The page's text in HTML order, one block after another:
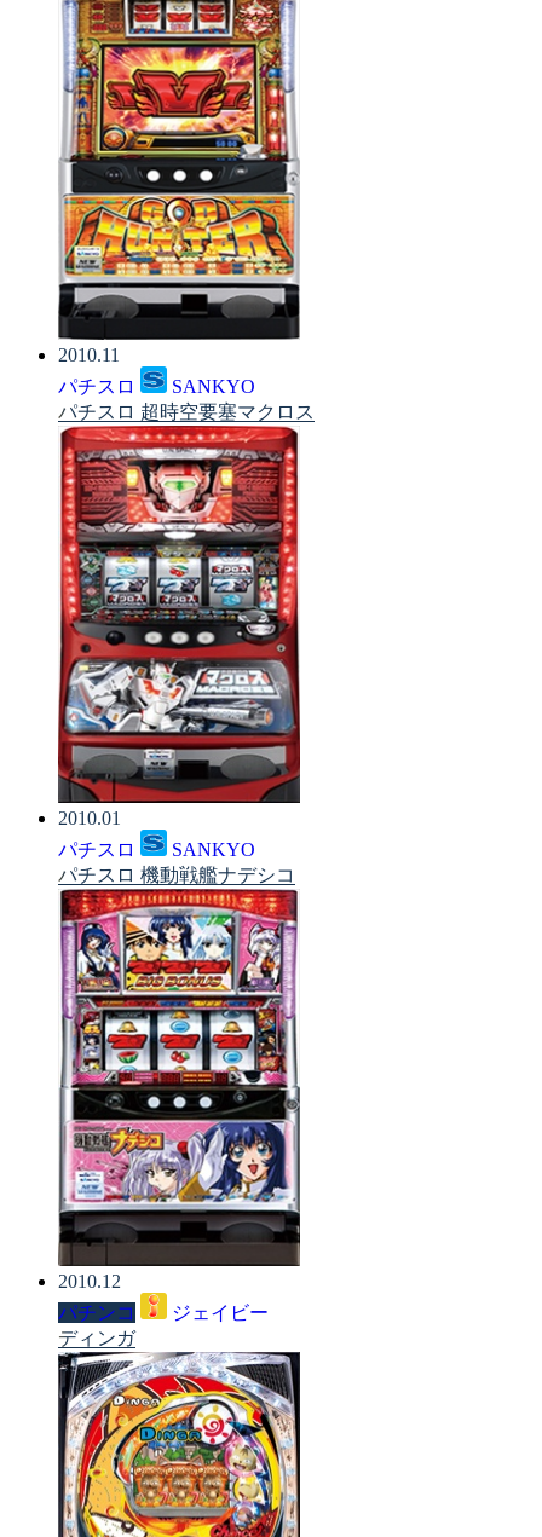
2010.11
パチスロ
SANKYO
パチスロ 超時空要塞マクロス
2010.01
パチスロ
SANKYO
パチスロ 機動戦艦ナデシコ
2010.12
パチンコ
ジェイビー
ディンガ